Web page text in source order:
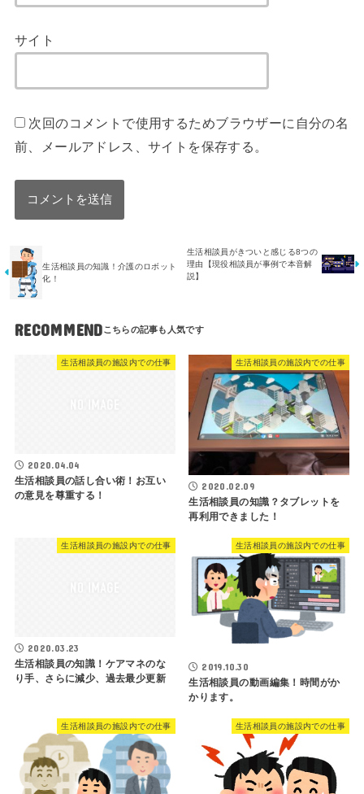
サイト
次回のコメントで使用するためブラウザーに自分の名
前、メールアドレス、サイトを保存する。
生活相談員の知識！介護のロボット
化！
生活相談員がきついと感じる8つの
理由【現役相談員が事例で本音解
説】
RECOMMEND
生活相談員の施設内での仕事
2020.04.04
生活相談員の話し合い術！お互い
の意見を尊重する！
生活相談員の施設内での仕事
2020.02.09
生活相談員の知識？タブレットを
再利用できました！
生活相談員の施設内での仕事
2020.03.23
生活相談員の知識！ケアマネのな
り手、さらに減少、過去最少更新
生活相談員の施設内での仕事
2019.10.30
生活相談員の動画編集！時間がか
かります。
生活相談員の施設内での仕事 生活相談員の施設内での仕事